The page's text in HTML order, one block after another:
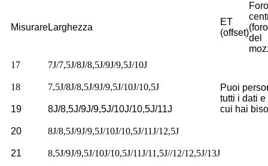
MisurareLarghezza
ET
(offset)
Foro
(foro
del
17
7J/7,5J/8J/8,5J/9J/9,5J/10J
Puoi
tutti i dati
cui hai
18 7,5J/8J/8,5J/9J/9,5J/10J/10,5J
19 8J/8,5J/9J/9,5J/10J/10,5J/11J
20 8J/8,5J/9J/9,5J/10J/10,5J/11J/12,5J
21 8,5J/9J/9,5J/10J/10,5J/11J/11,5J//12/12,5J/13J